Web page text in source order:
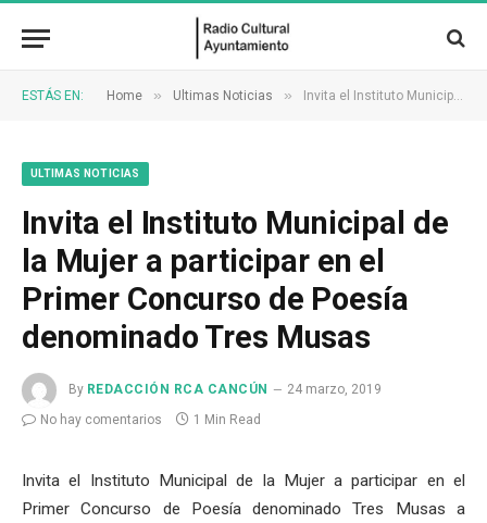
ESTÁS EN: Home » Ultimas Noticias » Invita el Instituto Municipal de la Mujer a participar en el Primer Concurso de Poesía denominado Tres Musas
ULTIMAS NOTICIAS
Invita el Instituto Municipal de
la Mujer a participar en el
Primer Concurso de Poesía
denominado Tres Musas
By REDACCIÓN RCA CANCÚN
24 marzo, 2019
No hay comentarios
1 Min Read
Invita el Instituto Municipal de la Mujer a participar en el
Primer Concurso de Poesía denominado Tres Musas a